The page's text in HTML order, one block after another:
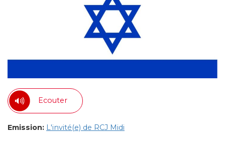
Ecouter
Emission: L'invité(e) de RCJ Midi